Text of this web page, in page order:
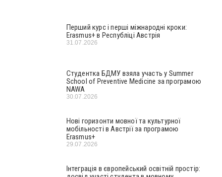
Перший курс і перші міжнародні кроки:
Erasmus+ в Республіці Австрія
31.07.2026
Студентка БДМУ взяла участь у Summer
School of Preventive Medicine за програмою
NAWA
30.07.2026
Нові горизонти мовної та культурної
мобільності в Австрії за програмою
Erasmus+
29.07.2026
Інтеграція в європейський освітній простір: